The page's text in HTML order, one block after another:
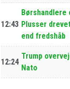
12:43 Plusser
end fredshåb
12:24
Trump
Nato